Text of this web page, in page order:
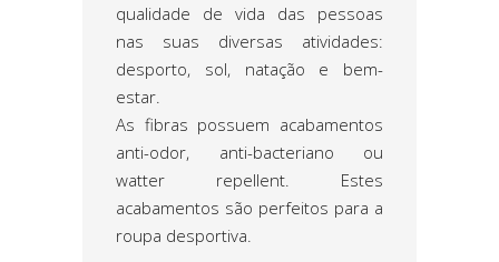
qualidade de vida das pessoas
nas suas diversas atividades:
desporto, sol, natação e bem-
estar.
As fibras possuem acabamentos
anti-odor, anti-bacteriano ou
watter repellent. Estes
acabamentos são perfeitos para a
roupa desportiva.